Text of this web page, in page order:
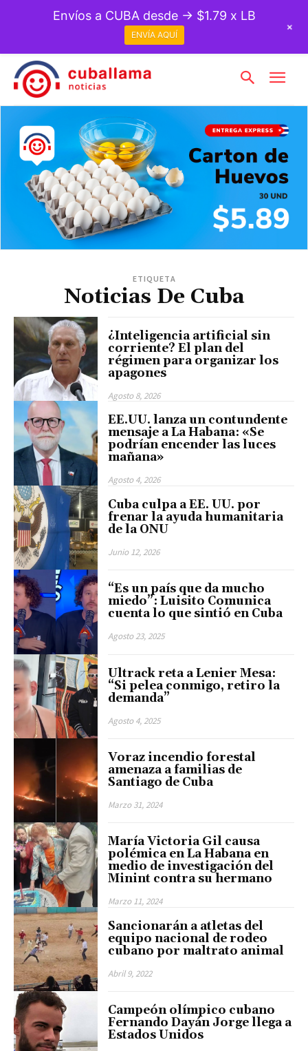
ETIQUETA
Noticias De Cuba
¿Inteligencia artificial sin
corriente? El plan del
régimen para organizar los
apagones
Agosto 8, 2026
EE.UU. lanza un contundente
mensaje a La Habana: «Se
podrían encender las luces
mañana»
Agosto 4, 2026
Cuba culpa a EE. UU. por
frenar la ayuda humanitaria
de la ONU
Junio 12, 2026
“Es un país que da mucho
miedo”: Luisito Comunica
cuenta lo que sintió en Cuba
Agosto 23, 2025
Ultrack reta a Lenier Mesa:
“Si pelea conmigo, retiro la
demanda”
Agosto 4, 2025
Voraz incendio forestal
amenaza a familias de
Santiago de Cuba
Marzo 31, 2024
María Victoria Gil causa
polémica en La Habana en
medio de investigación del
Minint contra su hermano
Marzo 11, 2024
Sancionarán a atletas del
equipo nacional de rodeo
cubano por maltrato animal
Abril 9, 2022
Campeón olímpico cubano
Fernando Dayán Jorge llega a
Estados Unidos
Envíos a CUBA desde → $1.79 x LB
ENVÍA AQUÍ
+